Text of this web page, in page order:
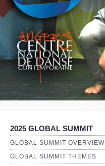
2025 GLOBAL SUMMIT
GLOBAL SUMMIT OVERVIEW
GLOBAL SUMMIT THEMES